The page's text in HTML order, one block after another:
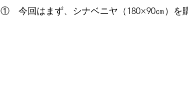
①　今回はまず、シナベニヤ（180×90㎝）を